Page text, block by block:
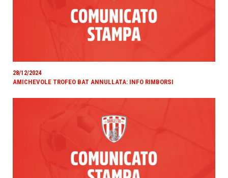
28/12/2024
AMICHEVOLE TROFEO BAT ANNULLATA: INFO RIMBORSI